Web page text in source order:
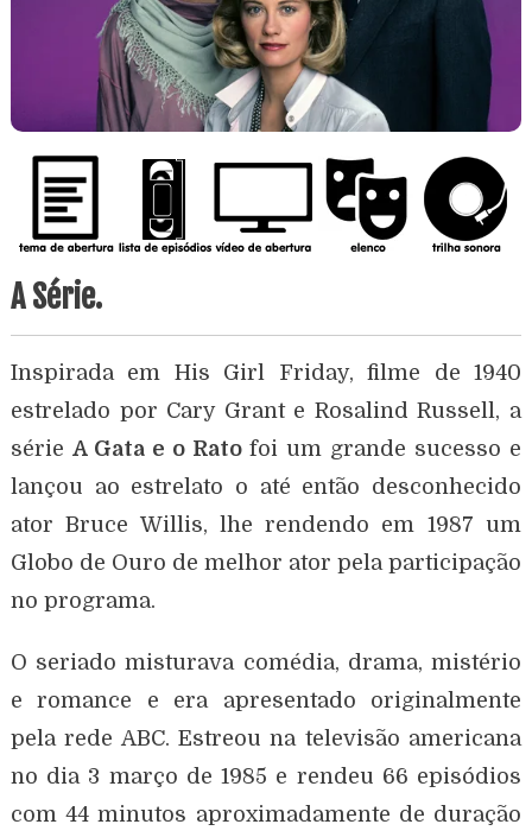
A Série.
Inspirada em His Girl Friday, filme de 1940
estrelado por Cary Grant e Rosalind Russell, a
série A Gata e o Ratofoi um grande sucesso e
lançou ao estrelato o até então desconhecido
ator Bruce Willis, lhe rendendo em 1987 um
Globo de Ouro de melhor ator pela participação
no programa.
O seriado misturava comédia, drama, mistério
e romance e era apresentado originalmente
pela rede ABC. Estreou na televisão americana
no dia 3 março de 1985 e rendeu 66 episódios
com 44 minutos aproximadamente de duração